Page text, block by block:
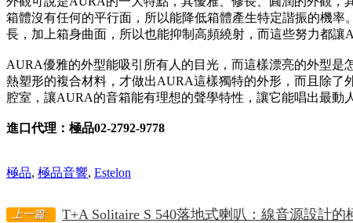
箱體沒有任何的平行面，所以能降低箱體產生特定諧振的機
長，加上箱身曲面，所以也能抑制高頻繞射，而這些努力都讓
AURA優雅的外型能吸引所有人的目光，而這樣漂亮的外型是
熱塑形的複合材料，才做出AURA這樣獨特的外形，而且除了
腔室，讓AURA的音箱能有理想的聲學特性，讓它能唱出最動
進口代理：極品02-2792-9778
極品, 極品音響, Estelon
上一篇: T+A Solitaire S 540落地式喇叭：線音源設計的